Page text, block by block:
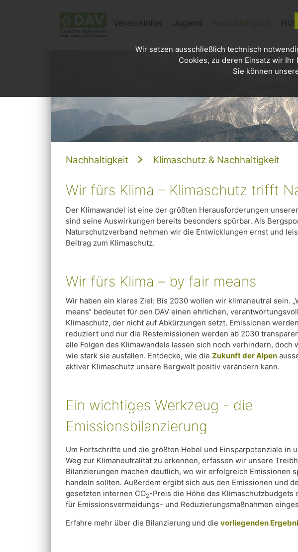
Vereinsinfos Jugend
Nachhaltigkeit Klimaschutz & Nachhaltigkeit
Wir fürs Klima – Klimaschutz trifft
Der Klimawandel ist eine der größten Herausforderungen
sind seine Auswirkungen bereits besonders spürbar. Als
Naturschutzverband nehmen wir die Entwicklungen ernst und
Beitrag zum Klimaschutz.
Wir fürs Klima – by fair means
Wir haben ein klares Ziel: Bis 2030 wollen wir klimaneutral sein.
means“ bedeutet für den DAV einen ehrlichen,
Klimaschutz, der nicht auf Abkürzungen setzt. Emissionen
reduziert und nur die Restemissionen werden ab 2030
alle Folgen des Klimawandels lassen sich noch verhindern, doch
wie stark sie ausfallen. Entdecke, wie die Zukunft der Alpen
aktiver Klimaschutz unsere Bergwelt positiv verändern kann.
Ein wichtiges Werkzeug - die
Emissionsbilanzierung
Um Fortschritte und die größten Hebel und Einsparpotenziale in
Weg zur Klimaneutralität zu erkennen, erfassen wir unsere
Bilanzierungen machen deutlich, wo wir erfolgreich Emissionen
handeln sollten. Außerdem ergibt sich aus den Emissionen und
gesetzten internen CO2-Preis die Höhe des Klimaschutzbudgets
für Emissionsvermeidungs- und Reduzierungsmaßnahmen
Erfahre mehr über die Bilanzierung und die vorliegenden
Wir setzen ausschließlich technisch
Cookies, zu deren Einsatz wir
Sie können